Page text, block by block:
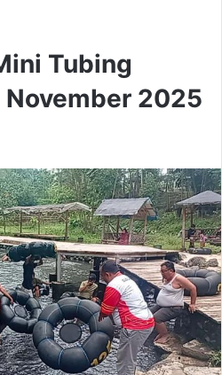
Tubing
November 2025